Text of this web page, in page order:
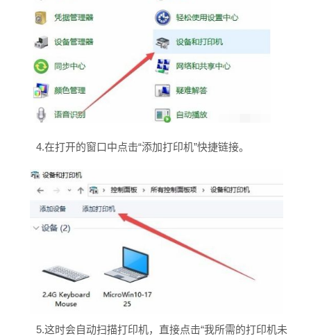
4.在打开的窗口中点击“添加打印机”快捷链接。
5.这时会自动扫描打印机，直接点击“我所需的打印机未